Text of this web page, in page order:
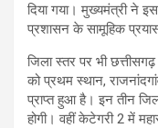
दिया गया। मुख्यमंत्री ने
प्रशासन के सामूहिक
जिला स्तर पर भी
को प्रथम स्थान,
प्राप्त हुआ है। इन तीन
होगी। वहीं केटेगरी 2 में